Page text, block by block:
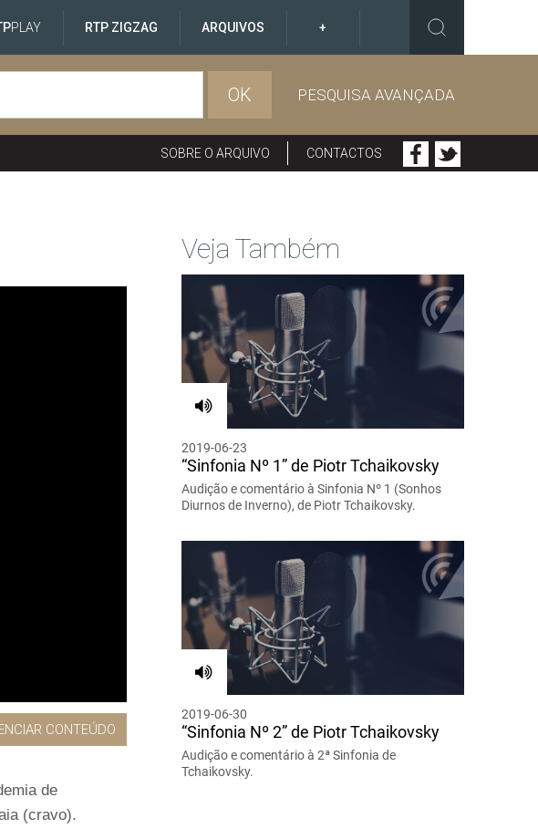
PLAY RTP ZIGZAG ARQUIVOS +
OK PESQUISA AVANÇADA
SOBRE O ARQUIVO CONTACTOS
CONTEÚDO
de
(cravo).
Veja Também
2019-06-23
“Sinfonia Nº 1” de Piotr Tchaikovsky
Audição e comentário à Sinfonia Nº 1 (Sonhos
Diurnos de Inverno), de Piotr Tchaikovsky.
2019-06-30
“Sinfonia Nº 2” de Piotr Tchaikovsky
Audição e comentário à 2ª Sinfonia de
Tchaikovsky.